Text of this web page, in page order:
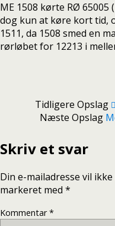
ME 1508 kørte RØ 65005
dog kun at køre kort tid,
1511, da 1508 smed en
rørløbet for 12213 i
Tidligere Opslag
Næste Opslag
Skriv et svar
Din e-mailadresse vil
markeret med *
Kommentar*